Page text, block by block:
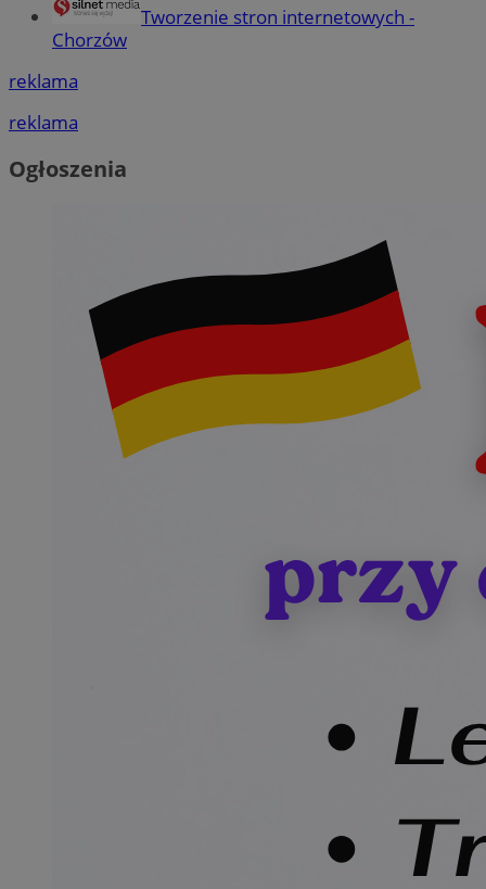
Tworzenie stron internetowych -
Chorzów
reklama
reklama
Ogłoszenia